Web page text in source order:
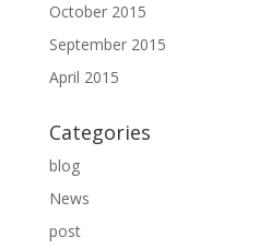
October 2015
September 2015
April 2015
Categories
blog
News
post